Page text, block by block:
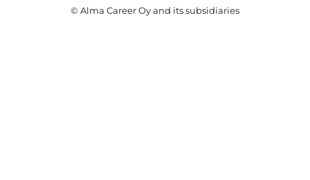
© Alma Career Oy and its subsidiaries